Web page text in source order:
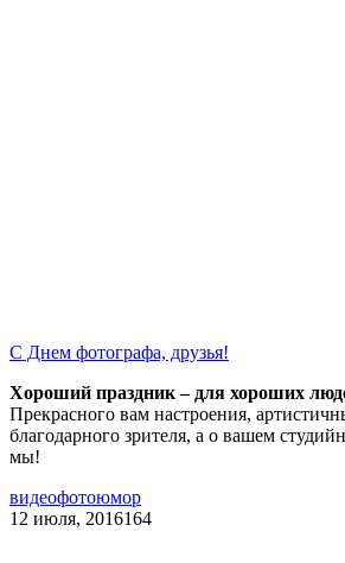
С Днем фотографа, друзья!
Хороший праздник – для хороших
Прекрасного вам настроения,
благодарного зрителя, а о вашем
мы!
видеофотоюмор
12 июля, 2016164